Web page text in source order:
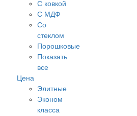
С ковкой
С МДФ
Cо
стеклом
Порошковые
Показать
все
Цена
Элитные
Эконом
класса